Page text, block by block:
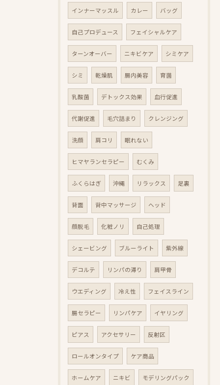
インナーマッスル カレー バッグ
自己プロデュース フェイシャルケア
ターンオーバー ニキビケア シミケア
シミ 乾燥肌 腸内美容 育菌
乳酸菌 デトックス効果 血行促進
代謝促進 毛穴詰まり クレンジング
洗顔 肩コリ 眠れない
ヒマヤランセラピー むくみ
ふくらはぎ 沖縄 リラックス 足裏
背面 背中マッサージ ヘッド
顔脱毛 化粧ノリ 自己処理
シェービング ブルーライト 紫外線
デコルテ リンパの滞り 肩甲骨
ウエディング 冷え性 フェイスライン
腸セラピー リンパケア イヤリング
ピアス アクセサリー 反射区
ロールオンタイプ ケア商品
ホームケア ニキビ モデリングパック